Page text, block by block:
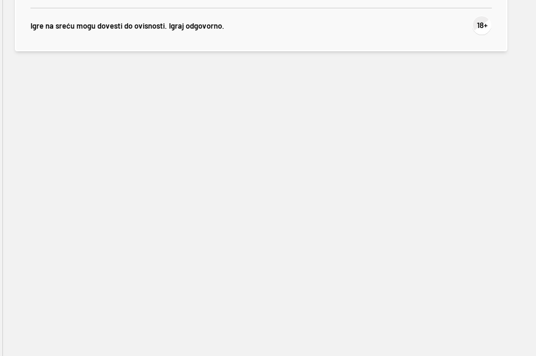
Igre na sreću mogu dovesti do ovisnosti. Igraj odgovorno.